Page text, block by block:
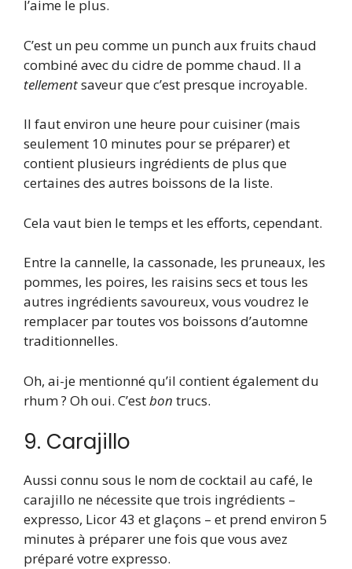
l’aime le plus.
C’est un peu comme un punch aux fruits chaud
combiné avec du cidre de pomme chaud. Il a
tellementsaveur que c’est presque incroyable.
Il faut environ une heure pour cuisiner (mais
seulement 10 minutes pour se préparer) et
contient plusieurs ingrédients de plus que
certaines des autres boissons de la liste.
Cela vaut bien le temps et les efforts, cependant.
Entre la cannelle, la cassonade, les pruneaux, les
pommes, les poires, les raisins secs et tous les
autres ingrédients savoureux, vous voudrez le
remplacer par toutes vos boissons d’automne
traditionnelles.
Oh, ai-je mentionné qu’il contient également du
rhum ? Oh oui. C’estbon trucs.
9. Carajillo
Aussi connu sous le nom de cocktail au café, le
carajillo ne nécessite que trois ingrédients –
expresso, Licor 43 et glaçons – et prend environ 5
minutes à préparer une fois que vous avez
préparé votre expresso.